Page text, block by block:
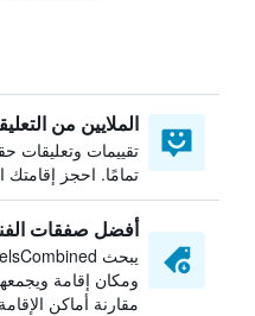
الملايين من
تقييمات وتعليقات
تمامًا. احجز إقامتك
أفضل صفقات
ومكان إقامة
مقارنة أماكن